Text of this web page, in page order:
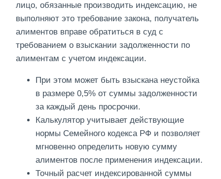
лицо, обязанные производить индексацию, не
выполняют это требование закона, получатель
алиментов вправе обратиться в суд с
требованием о взыскании задолженности по
алиментам с учетом индексации.
При этом может быть взыскана неустойка
в размере 0,5% от суммы задолженности
за каждый день просрочки.
Калькулятор учитывает действующие
нормы Семейного кодекса РФ и позволяет
мгновенно определить новую сумму
алиментов после применения индексации.
Точный расчет индексированной суммы